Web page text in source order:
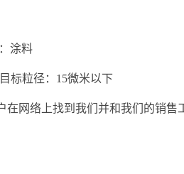
料
径：15微米以下
网络上找到我们并和我们的销